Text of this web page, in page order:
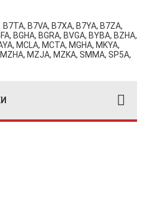
B7TA, B7VA, B7XA, B7YA, B7ZA,
BGHA, BGRA, BVGA, BYBA, BZHA,
MCLA, MCTA, MGHA, MKYA,
MZJA, MZKA, SMMA, SP5A,